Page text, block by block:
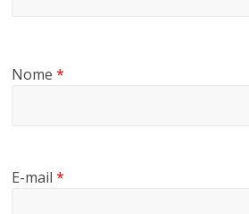
Nome*
E-mail*